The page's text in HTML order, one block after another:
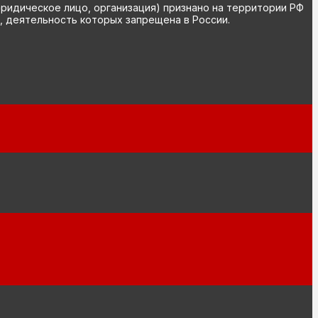
лицо, организация) признано на территории РФ
которых запрещена в России.